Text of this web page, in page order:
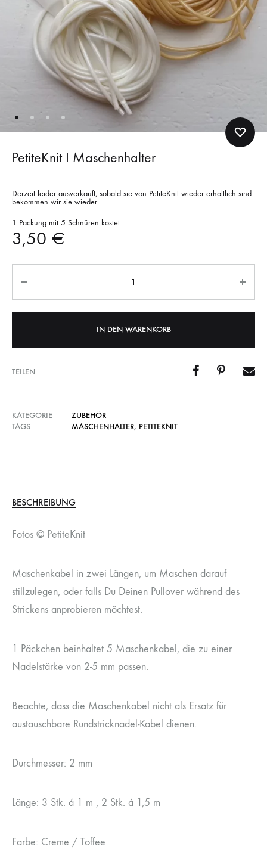
PetiteKnit I Maschenhalter
Derzeit leider ausverkauft, sobald sie von PetiteKnit wieder erhältlich sind
bekommen wir sie wieder.
1 Packung mit 5 Schnüren kostet:
3,50 €
IN DEN WARENKORB
TEILEN
KATEGORIE
ZUBEHÖR
TAGS
MASCHENHALTER, PETITEKNIT
BESCHREIBUNG
Fotos © PetiteKnit
Maschenkabel in zwei Längen, um Maschen darauf
stillzulegen, oder falls Du Deinen Pullover während des
Strickens anprobieren möchtest.
1 Päckchen beinhaltet 5 Maschenkabel, die zu einer
Nadelstärke von 2-5 mm passen.
Beachte, dass die Maschenkabel nicht als Ersatz für
austauschbare Rundstricknadel-Kabel dienen.
Durchmesser: 2 mm
Länge: 3 Stk. á 1 m , 2 Stk. á 1,5 m
Farbe: Creme / Toffee